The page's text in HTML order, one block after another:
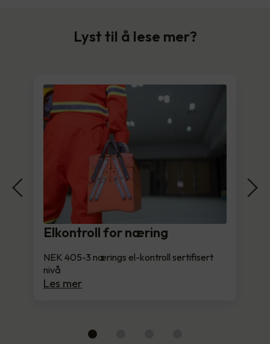
Lyst til å lese mer?
Elkontroll for næring
NEK 405-3 nærings el-kontroll sertifisert
nivå
Les mer